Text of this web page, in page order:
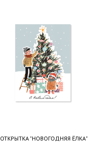
ОТКРЫТКА "НОВОГОДНЯЯ ЁЛКА"